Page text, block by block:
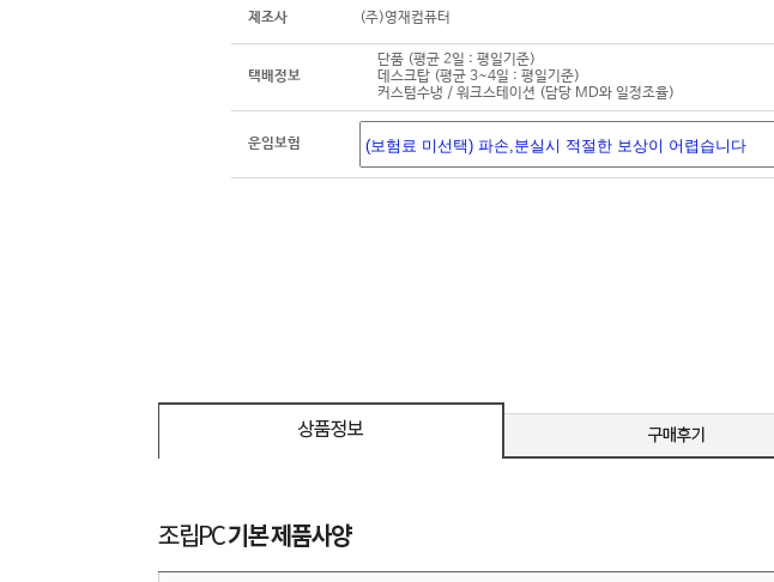
제조사 (주)영재컴퓨터
택배정보
단품 (평균 2일 : 평일기준)
데스크탑 (평균 3~4일 : 평일기준)
커스텀수냉 / 워크스테이션 (담당 MD와 일정조율)
운임보험